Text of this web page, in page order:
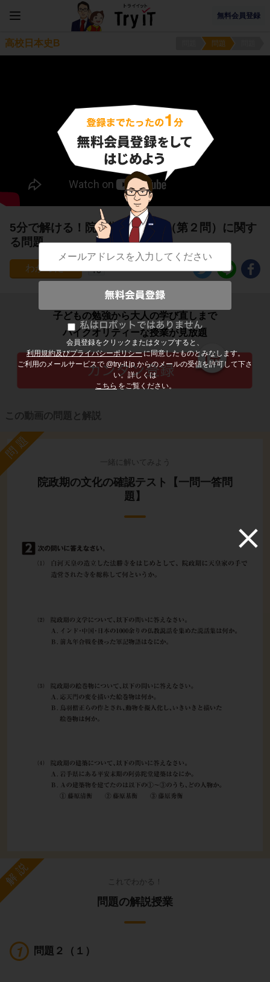
無料会員登録
会員登録をクリックまたはタップすると、
利用規約及びプライバシーポリシーに同意したものとみなします。
ご利用のメールサービスで @try-it.jp からのメールの受信を許可して下さ
い。詳しくは
こちら をご覧ください。
高校日本史B 問題
5分で解ける！院政期の文化３（第２問）に関す
る問題
16
子どもの勉強から大人の学び直しまで
ハイクオリティーな授業が見放題
この動画の問題と解説
問題
一緒に解いてみよう
院政期の文化の確認テスト【一問一答問
題】
解説 これでわかる！
問題の解説授業
問題２（１）